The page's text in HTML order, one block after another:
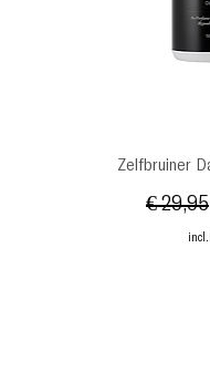
Snel
Zelfbruiner
€ 29,95